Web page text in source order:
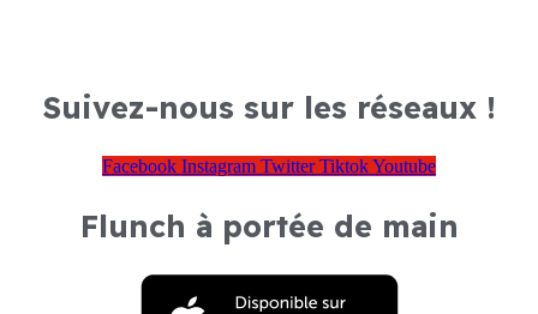
Suivez-nous sur les réseaux !
Facebook Instagram Twitter TiktokYoutube
Flunch à portée de main